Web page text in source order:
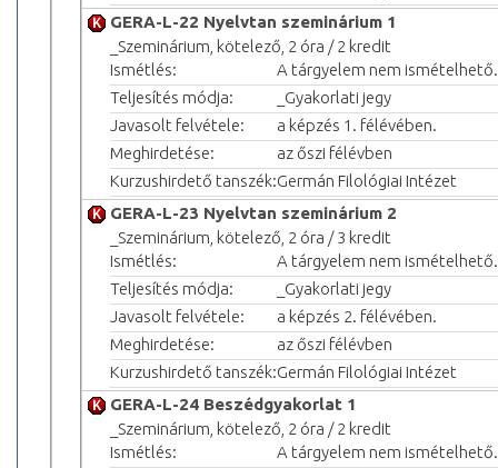
GERA-L-22 Nyelvtan szeminárium 1
_Szeminárium, kötelező, 2 óra / 2 kredit
Ismétlés:
A tárgyelem nem ismételhető.
Teljesítés módja:
_Gyakorlati jegy
Javasolt felvétele:
a képzés 1. félévében.
Meghirdetése:
az őszi félévben
Kurzushirdető tanszék:Germán Filológiai Intézet
GERA-L-23 Nyelvtan szeminárium 2
_Szeminárium, kötelező, 2 óra / 3 kredit
Ismétlés:
A tárgyelem nem ismételhető.
Teljesítés módja:
_Gyakorlati jegy
Javasolt felvétele:
a képzés 2. félévében.
Meghirdetése:
az őszi félévben
Kurzushirdető tanszék:Germán Filológiai Intézet
GERA-L-24 Beszédgyakorlat 1
_Szeminárium, kötelező, 2 óra / 2 kredit
Ismétlés:
A tárgyelem nem ismételhető.